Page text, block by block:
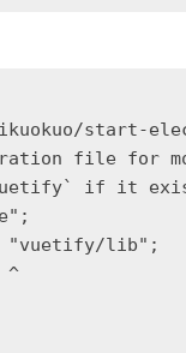
ikuokuo/
file for
if it
lib";
^